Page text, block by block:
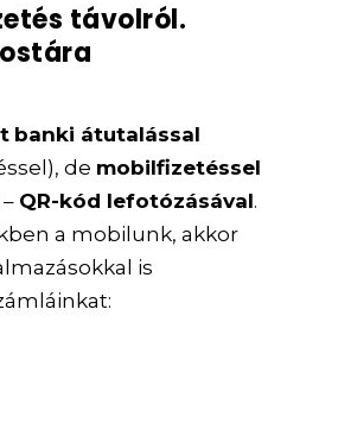
távolról.
banki átutalással
de mobilfizetéssel
QR-kód lefotózásával.
a mobilunk, akkor
is